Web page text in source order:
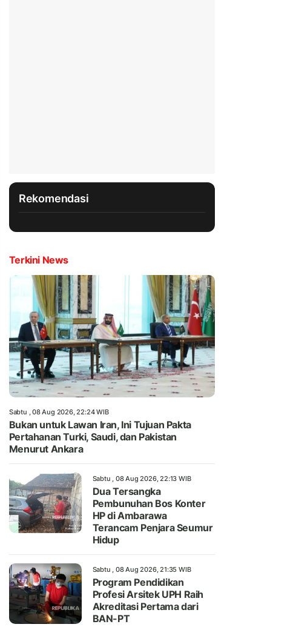
Rekomendasi
Terkini News
Sabtu , 08 Aug 2026, 22:24 WIB
Bukan untuk Lawan Iran, Ini Tujuan Pakta
Pertahanan Turki, Saudi, dan Pakistan
Menurut Ankara
Sabtu , 08 Aug 2026, 22:13 WIB
Dua Tersangka
Pembunuhan Bos Konter
HP di Ambarawa
Terancam Penjara Seumur
Hidup
Sabtu , 08 Aug 2026, 21:35 WIB
Program Pendidikan
Profesi Arsitek UPH Raih
Akreditasi Pertama dari
BAN-PT